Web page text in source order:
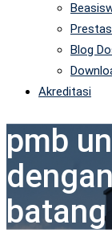
Blog
Akreditasi
pmb
batang